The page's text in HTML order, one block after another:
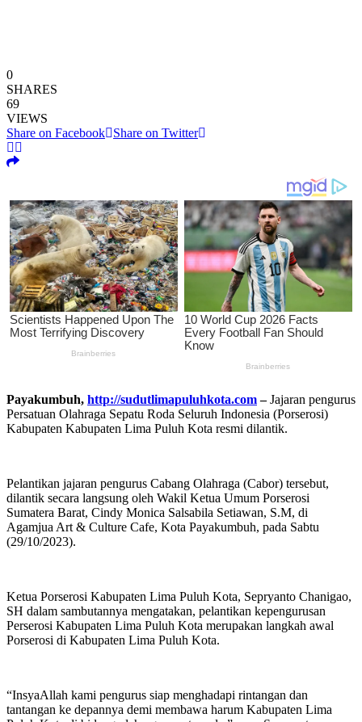
0
SHARES
69
VIEWS
Share on Facebook
Share on Twitter
Payakumbuh, http://sudutlimapuluhkota.com–Jajaran pengurus
Persatuan Olahraga Sepatu Roda Seluruh Indonesia (Porserosi)
Kabupaten Kabupaten Lima Puluh Kota resmi dilantik.
Pelantikan jajaran pengurus Cabang Olahraga (Cabor) tersebut,
dilantik secara langsung oleh Wakil Ketua Umum Porserosi
Sumatera Barat, Cindy Monica Salsabila Setiawan, S.M, di
Agamjua Art & Culture Cafe, Kota Payakumbuh, pada Sabtu
(29/10/2023).
Ketua Porserosi Kabupaten Lima Puluh Kota, Sepryanto Chanigao,
SH dalam sambutannya mengatakan, pelantikan kepengurusan
Perserosi Kabupaten Lima Puluh Kota merupakan langkah awal
Porserosi di Kabupaten Lima Puluh Kota.
“InsyaAllah kami pengurus siap menghadapi rintangan dan
tantangan ke depannya demi membawa harum Kabupaten Lima